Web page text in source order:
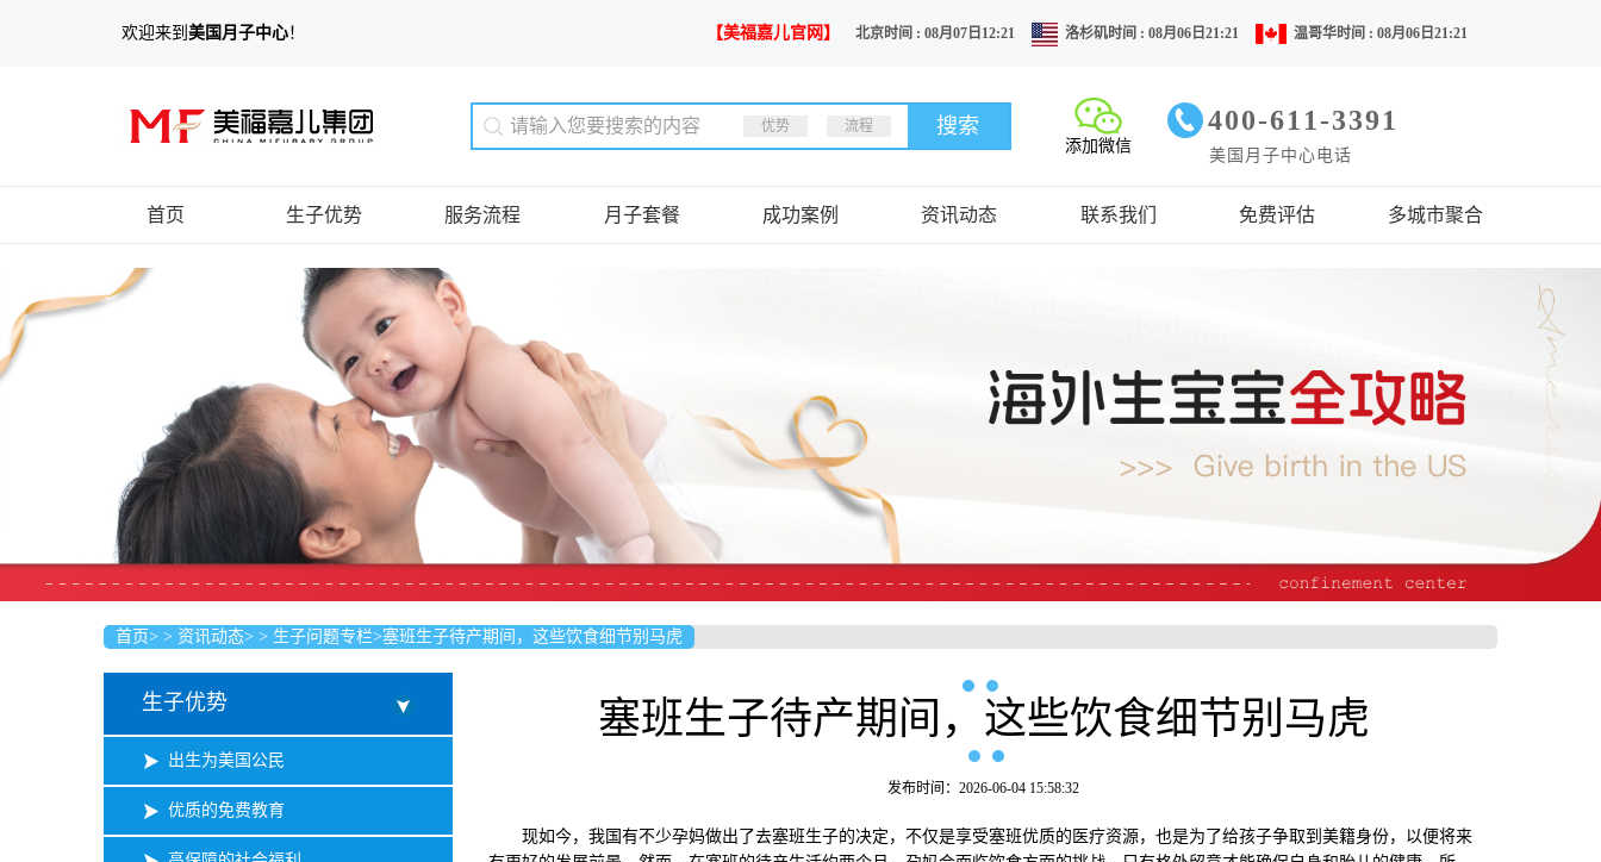
欢迎来到 美国月子中心！ 【美福嘉儿官网】 北京时间 : 08月07日12:21 洛杉矶时间 : 08月06日21:21 温哥华时间 : 08月06日21:21
优势 流程
添加微信
400-611-3391
美国月子中心电话
首页 生子优势 服务流程 月子套餐 成功案例 资讯动态 联系我们 免费评估 多城市聚合
首页> > 资讯动态> > 生子问题专栏>塞班生子待产期间，这些饮食细节别马虎
生子优势
出生为美国公民
优质的免费教育
塞班生子待产期间，这些饮食细节别马虎
发布时间：2026-06-04 15:58:32
现如今，我国有不少孕妈做出了去塞班生子的决定，不仅是享受塞班优质的医疗资源，也是为了给孩子争取到美籍身份，以便将来